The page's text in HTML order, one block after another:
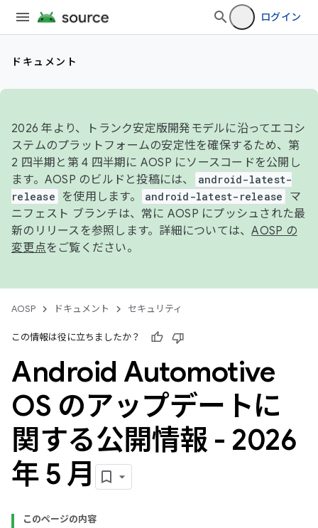
ログイン
ドキュメント
2026 年より、トランク安定版開発モデルに沿ってエコシ
ステムのプラットフォームの安定性を確保するため、第
2 四半期と第 4 四半期に AOSP にソースコードを公開し
ます。AOSP のビルドと投稿には、
android-latest-
release
を使用します。 android-latest-release
マ
ニフェスト ブランチは、常に AOSP にプッシュされた最
新のリリースを参照します。詳細については、AOSP の
変更点をご覧ください。
AOSP ドキュメント セキュリティ
この情報は役に立ちましたか？
Android Automotive
OS のアップデートに
関する公開情報 - 2026
年 5 月
このページの内容